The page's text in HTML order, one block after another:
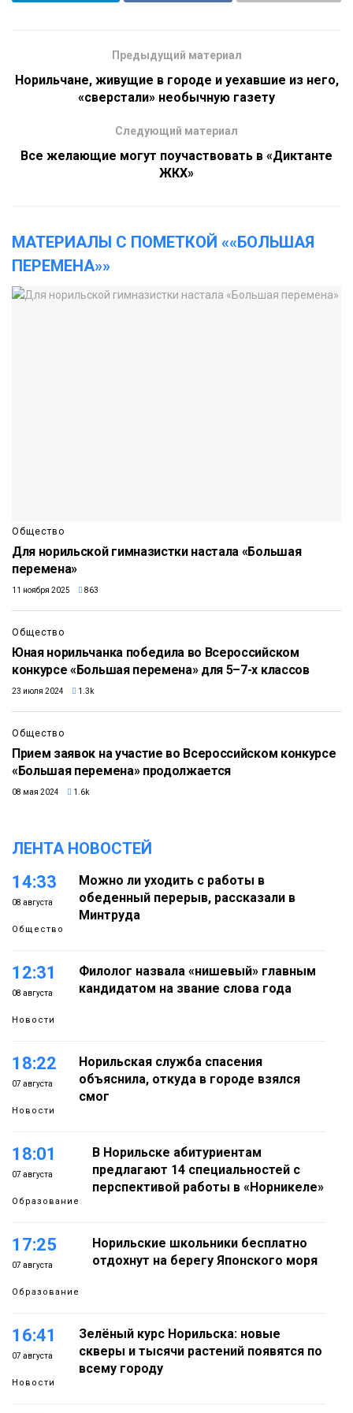
Предыдущий материал
Норильчане, живущие в городе и уехавшие из него,
«сверстали» необычную газету
Следующий материал
Все желающие могут поучаствовать в «Диктанте
ЖКХ»
МАТЕРИАЛЫ С ПОМЕТКОЙ ««БОЛЬШАЯ
ПЕРЕМЕНА»»
Общество
Для норильской гимназистки настала «Большая
перемена»
11 ноября 2025 863
Общество
Юная норильчанка победила во Всероссийском
конкурсе «Большая перемена» для 5–7-х классов
23 июля 2024 1.3k
Общество
Прием заявок на участие во Всероссийском конкурсе
«Большая перемена» продолжается
08 мая 2024 1.6k
ЛЕНТА НОВОСТЕЙ
14:33
08 августа
Общество
Можно ли уходить с работы в
обеденный перерыв, рассказали в
Минтруда
12:31
08 августа
Новости
Филолог назвала «нишевый» главным
кандидатом на звание слова года
18:22
07 августа
Новости
Норильская служба спасения
объяснила, откуда в городе взялся
смог
18:01
07 августа
Образование
В Норильске абитуриентам
предлагают 14 специальностей с
перспективой работы в «Норникеле»
17:25
07 августа
Образование
Норильские школьники бесплатно
отдохнут на берегу Японского моря
16:41
07 августа
Новости
Зелёный курс Норильска: новые
скверы и тысячи растений появятся по
всему городу